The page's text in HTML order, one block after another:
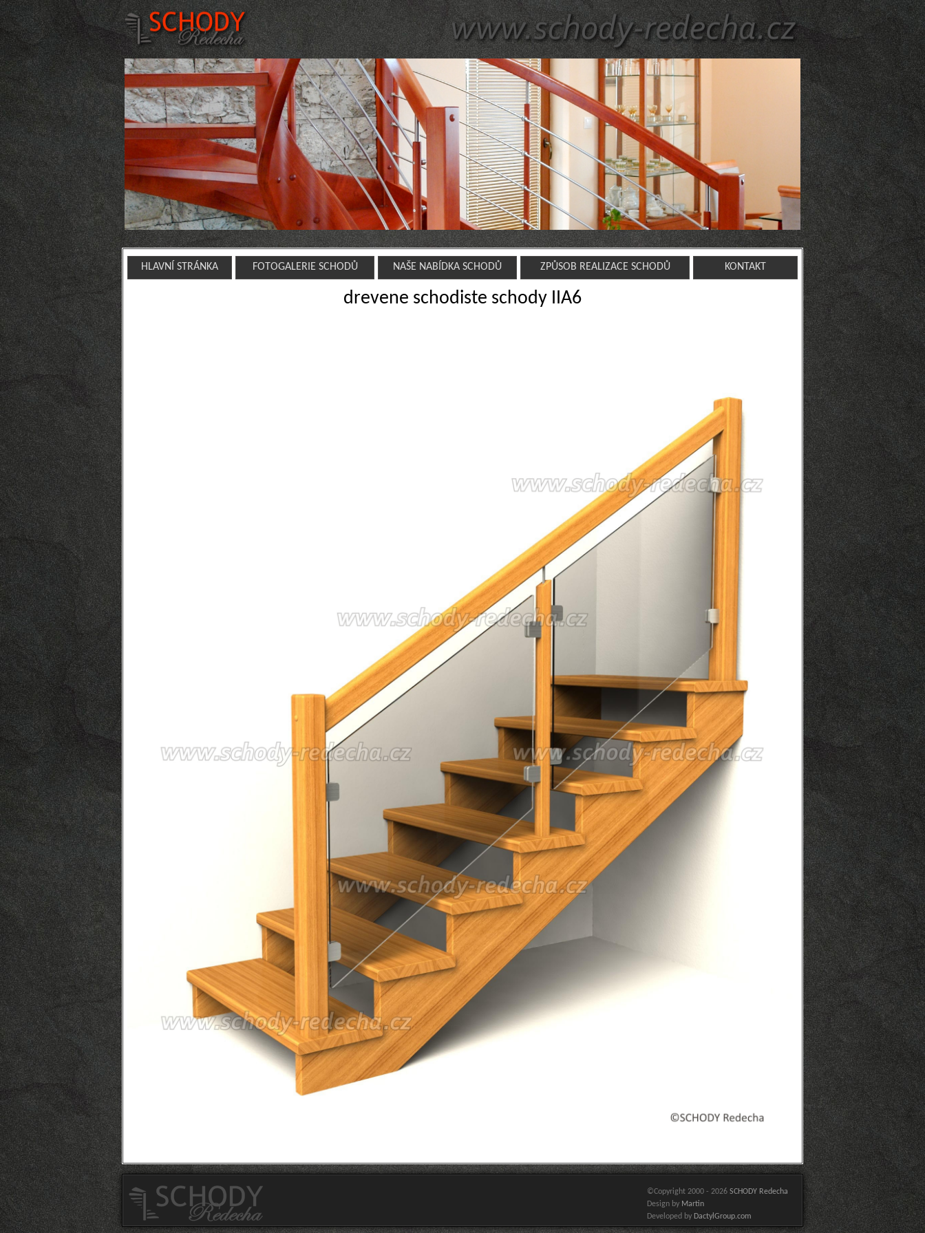
HLAVNÍ STRÁNKA FOTOGALERIE SCHODŮ NAŠE NABÍDKA SCHODŮ ZPŮSOB REALIZACE SCHODŮ KONTAKT
drevene schodiste schody IIA6
©Copyright 2000 - 2026 SCHODY Redecha
Design by Martin
Developed by DactylGroup.com